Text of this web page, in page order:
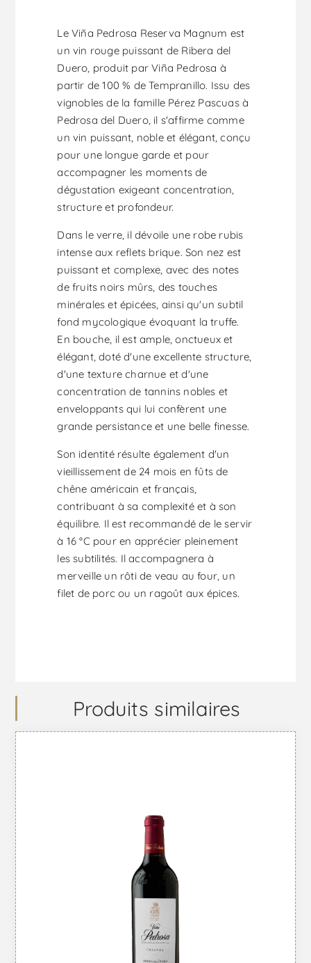
Le Viña Pedrosa Reserva Magnum est
un vin rouge puissant de Ribera del
Duero, produit par Viña Pedrosa à
partir de 100 % de Tempranillo. Issu des
vignobles de la famille Pérez Pascuas à
Pedrosa del Duero, il s'affirme comme
un vin puissant, noble et élégant, conçu
pour une longue garde et pour
accompagner les moments de
dégustation exigeant concentration,
structure et profondeur.
Dans le verre, il dévoile une robe rubis
intense aux reflets brique. Son nez est
puissant et complexe, avec des notes
de fruits noirs mûrs, des touches
minérales et épicées, ainsi qu'un subtil
fond mycologique évoquant la truffe.
En bouche, il est ample, onctueux et
élégant, doté d'une excellente structure,
d'une texture charnue et d'une
concentration de tannins nobles et
enveloppants qui lui confèrent une
grande persistance et une belle finesse.
Son identité résulte également d'un
vieillissement de 24 mois en fûts de
chêne américain et français,
contribuant à sa complexité et à son
équilibre. Il est recommandé de le servir
à 16 °C pour en apprécier pleinement
les subtilités. Il accompagnera à
merveille un rôti de veau au four, un
filet de porc ou un ragoût aux épices.
Produits similaires